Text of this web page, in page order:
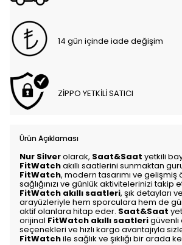
14 gün içinde iade değişim
ZİPPO YETKİLİ SATICI
Ürün Açıklaması
Nur Silverolarak, Saat&Saat yetkili
FitWatchakıllı saatlerini sunmaktan
FitWatch, modern tasarımı ve gelişmiş
sağlığınızı ve günlük aktivitelerinizi takip
FitWatch akıllı saatleri, şık detayları
arayüzleriyle hem sporculara hem de
aktif olanlara hitap eder. Saat&Saat
orijinal FitWatch akıllı saatlerigüvenli
seçenekleri ve hızlı kargo avantajıyla
FitWatchile sağlık ve şıklığı bir arada